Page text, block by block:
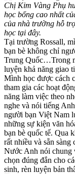
Chị Kim Vàng Phụ
học bổng cao nhất
của nhà trường hỗ
học tại đây.
Tại trường Rossall,
bạn bè không chỉ
Trung Quốc…Trong
luyện khả năng giao
Mình học được cách
tham gia các hoạt
năng làm việc theo
nghe và nói tiếng
người bạn Việt Nam
những sự kiện văn
bạn bè quốc tế. Qua
rất nhiều và sẵn sàng
Nước Anh nói chung
chọn đúng đắn cho
sinh, rèn luyện bản